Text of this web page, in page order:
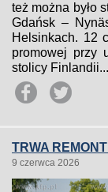
też można było
Gdańsk –
Helsinkach. 12
promowej przy
stolicy Finlandii...
TRWA
9 czerwca 2026